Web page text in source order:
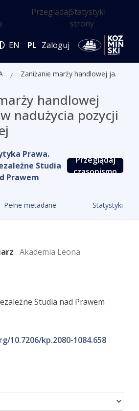
PrzeglądajStatystyki
strony
EN PL Zaloguj
Zaniżanie marży handlowej jako przejaw nadużycia pozycji dominującej
handlowej
nadużycia pozycji
Prawa.
Studia
Prawem
Przeglądaj
czasopismo
Pełne metadane Statystyki
Akademia Leona
Studia nad Prawem
10.7206/kp.2080-1084.658